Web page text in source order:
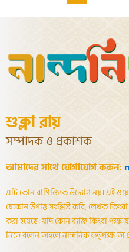
শুক্লা রায়
সম্পাদক ও প্রকাশক
আমাদের সাথে যোগাযোগ করুন:
এটি কোন বাণিজ্যিক উদ্যোগ নয়। এই
যেকোন উপাত্ত সংশ্লিষ্ট কবি, লেখক
করা হয়েছে। যদি কোন ব্যক্তি কিংবা
নিতে বলেন তাহলে নান্দনিক কর্তৃপক্ষ তা